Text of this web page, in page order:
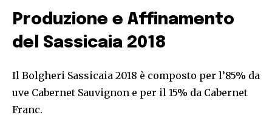
Produzione e Affinamento
del Sassicaia 2018
Il Bolgheri Sassicaia 2018 è composto per l’85% da
uve Cabernet Sauvignon e per il 15% da Cabernet
Franc.